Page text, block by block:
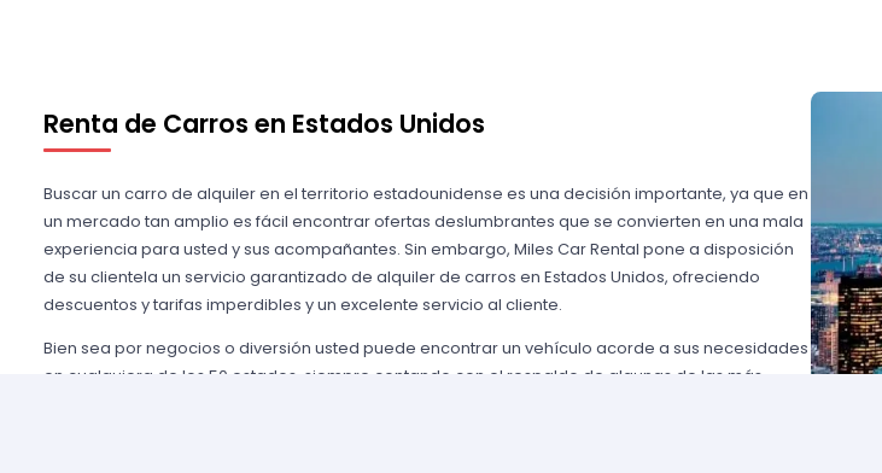
Renta de Carros en Estados Unidos
Buscar un carro de alquiler en el territorio estadounidense es una decisión importante, ya que en
un mercado tan amplio es fácil encontrar ofertas deslumbrantes que se convierten en una mala
experiencia para usted y sus acompañantes. Sin embargo, Miles Car Rental pone a disposición
de su clientela un servicio garantizado de alquiler de carros en Estados Unidos, ofreciendo
descuentos y tarifas imperdibles y un excelente servicio al cliente.
Bien sea por negocios o diversión usted puede encontrar un vehículo acorde a sus necesidades
en cualquiera de los 50 estados, siempre contando con el respaldo de algunas de las más